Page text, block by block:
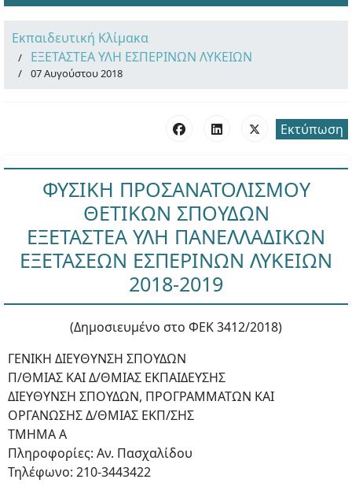
Εκπαιδευτική Κλίμακα
ΕΞΕΤΑΣΤΕΑ ΥΛΗ ΕΣΠΕΡΙΝΩΝ ΛΥΚΕΙΩΝ
07 Αυγούστου 2018
Εκτύπωση
ΦΥΣΙΚΗ ΠΡΟΣΑΝΑΤΟΛΙΣΜΟΥ
ΘΕΤΙΚΩΝ ΣΠΟΥΔΩΝ
ΕΞΕΤΑΣΤΕΑ ΥΛΗ ΠΑΝΕΛΛΑΔΙΚΩΝ
ΕΞΕΤΑΣΕΩΝ ΕΣΠΕΡΙΝΩΝ ΛΥΚΕΙΩΝ
2018-2019
(Δημοσιευμένο στο ΦΕΚ 3412/2018)
ΓΕΝΙΚΗ ΔΙΕΥΘΥΝΣΗ ΣΠΟΥΔΩΝ
Π/ΘΜΙΑΣ ΚΑΙ Δ/ΘΜΙΑΣ ΕΚΠΑΙΔΕΥΣΗΣ
ΔΙΕΥΘΥΝΣΗ ΣΠΟΥΔΩΝ, ΠΡΟΓΡΑΜΜΑΤΩΝ ΚΑΙ
ΟΡΓΑΝΩΣΗΣ Δ/ΘΜΙΑΣ ΕΚΠ/ΣΗΣ
ΤΜΗΜΑ Α
Πληροφορίες: Αν. Πασχαλίδου
Τηλέφωνο: 210-3443422